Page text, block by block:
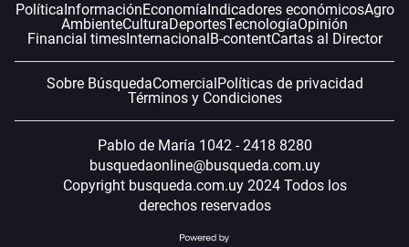
PolíticaInformaciónEconomíaIndicadores económicosAgro
AmbienteCulturaDeportesTecnologíaOpinión
Financial timesInternacionalB-contentCartas al Director
Sobre BúsquedaComercialPolíticas de privacidad
Términos y Condiciones
Pablo de María 1042 - 2418 8280
busquedaonline@busqueda.com.uy
Copyright busqueda.com.uy 2024 Todos los
derechos reservados